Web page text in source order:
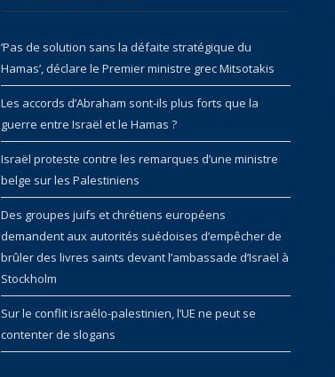
‘Pas de solution sans la défaite stratégique du
Hamas’, déclare le Premier ministre grec Mitsotakis
Les accords d’Abraham sont-ils plus forts que la
guerre entre Israël et le Hamas ?
Israël proteste contre les remarques d’une ministre
belge sur les Palestiniens
Des groupes juifs et chrétiens européens
demandent aux autorités suédoises d’empêcher de
brûler des livres saints devant l’ambassade d’Israël à
Stockholm
Sur le conflit israélo-palestinien, l’UE ne peut se
contenter de slogans